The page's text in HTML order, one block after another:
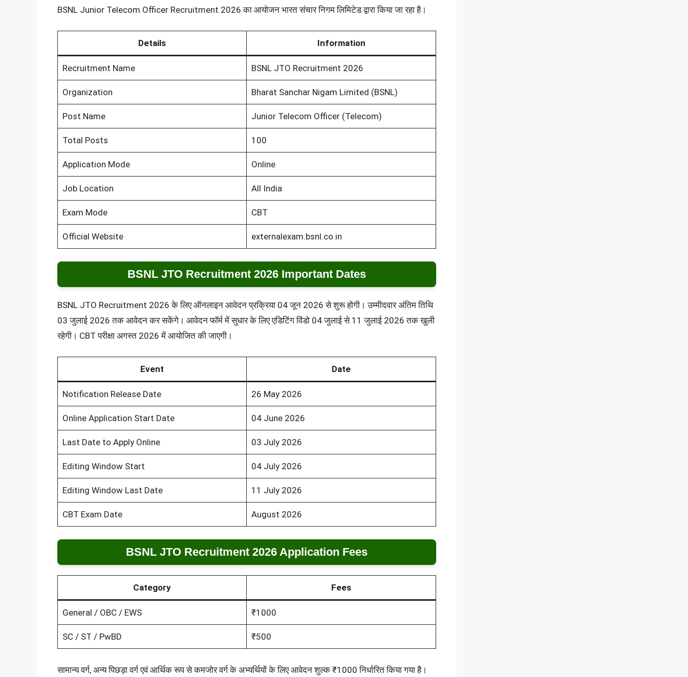
BSNL Junior Telecom Officer Recruitment 2026 का आयोजन भारत संचार निगम लिमिटेड द्वारा किया जा रहा है।
Details Information
Recruitment Name BSNL JTO Recruitment 2026
Organization Bharat Sanchar Nigam Limited (BSNL)
Post Name Junior Telecom Officer (Telecom)
Total Posts 100
Application Mode Online
Job Location All India
Exam Mode CBT
Official Website externalexam.bsnl.co.in
BSNL JTO Recruitment 2026 Important Dates
BSNL JTO Recruitment 2026 के लिए ऑनलाइन आवेदन प्रक्रिया 04 जून 2026 से शुरू होगी। उम्मीदवार अंतिम तिथि
03 जुलाई 2026 तक आवेदन कर सकेंगे। आवेदन फॉर्म में सुधार के लिए एडिटिंग विंडो 04 जुलाई से 11 जुलाई 2026 तक खुली
रहेगी। CBT परीक्षा अगस्त 2026 में आयोजित की जाएगी।
Event Date
Notification Release Date 26 May 2026
Online Application Start Date 04 June 2026
Last Date to Apply Online 03 July 2026
Editing Window Start 04 July 2026
Editing Window Last Date 11 July 2026
CBT Exam Date August 2026
BSNL JTO Recruitment 2026 Application Fees
Category Fees
General / OBC / EWS ₹1000
SC / ST / PwBD ₹500
सामान्य वर्ग, अन्य पिछड़ा वर्ग एवं आर्थिक रूप से कमजोर वर्ग के अभ्यर्थियों के लिए आवेदन शुल्क ₹1000 निर्धारित किया गया है।